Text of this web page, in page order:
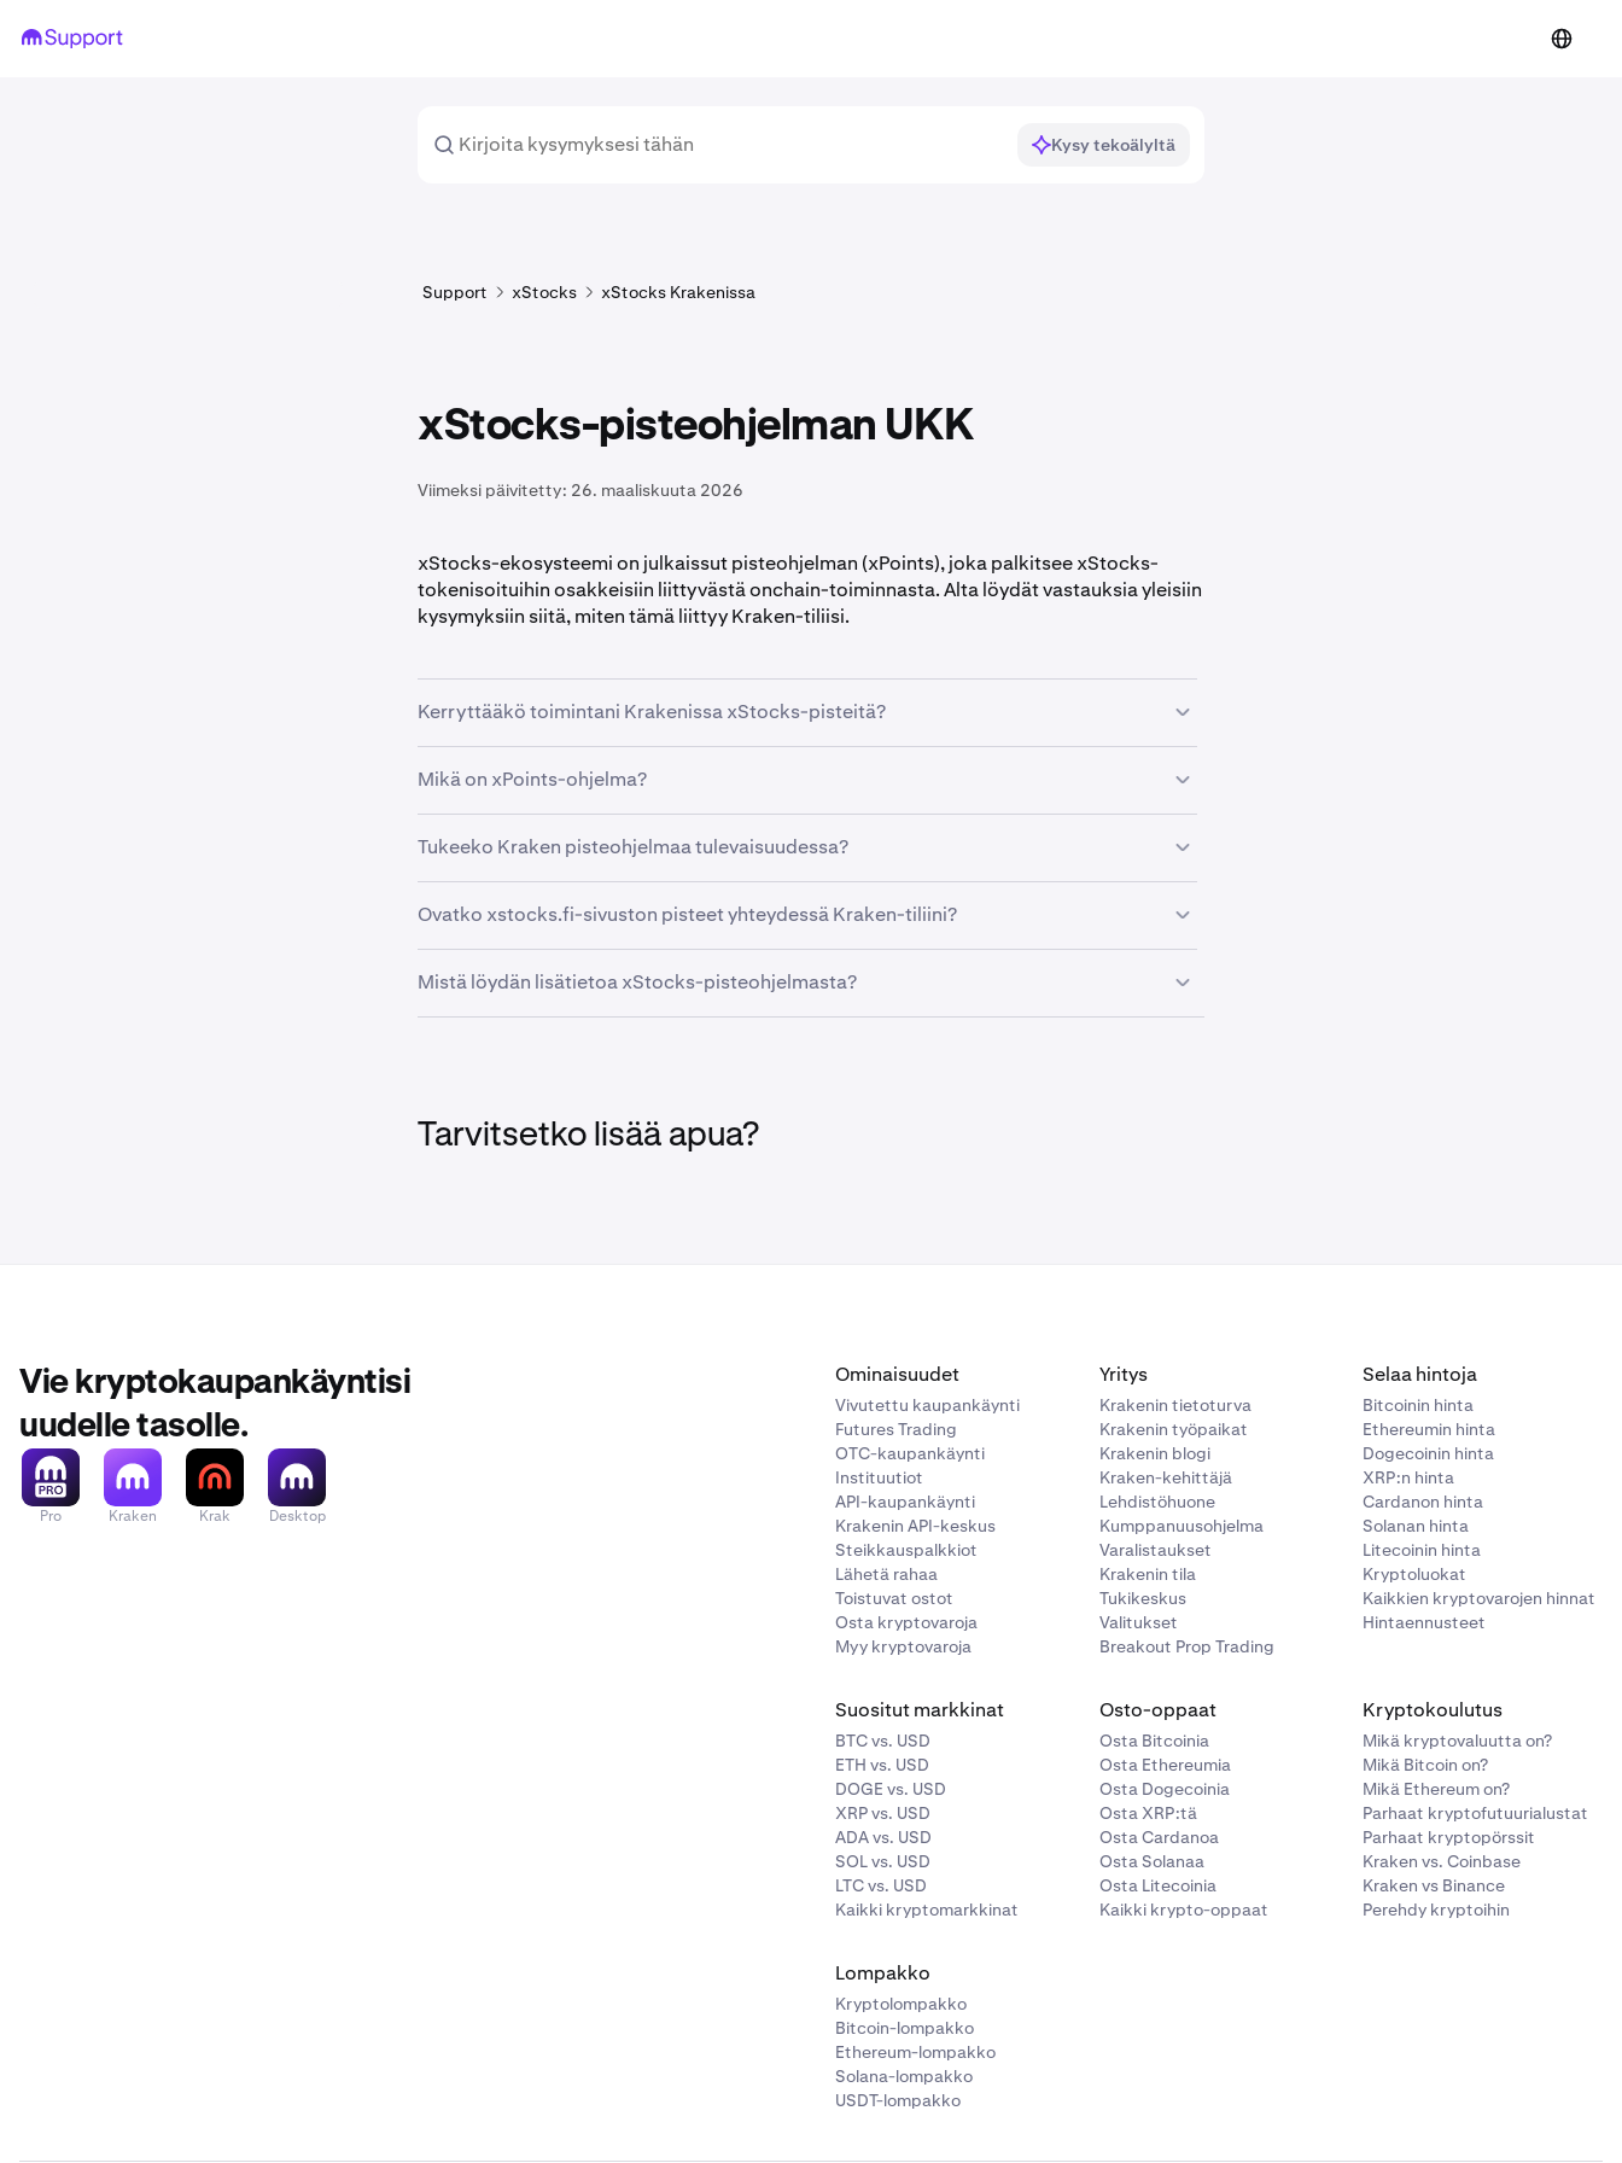
Kysy tekoälyltä
Support xStocks xStocks Krakenissa
xStocks-pisteohjelman UKK
Viimeksi päivitetty: 26. maaliskuuta 2026
xStocks-ekosysteemi on julkaissut pisteohjelman (xPoints), joka palkitsee xStocks-
tokenisoituihin osakkeisiin liittyvästä onchain-toiminnasta. Alta löydät vastauksia yleisiin
kysymyksiin siitä, miten tämä liittyy Kraken-tiliisi.
Kerryttääkö toimintani Krakenissa xStocks-pisteitä?
Ei. xStocks-osakkeiden säilyttäminen tai niillä käytävä kauppa Krakenissa ei tällä
hetkellä kerrytä pisteitä xStocks-pisteohjelmassa. Ohjelma perustuu tällä hetkellä
ainoastaan onchain-ekosysteemin toimintaan.
Mikä on xPoints-ohjelma?
xStocks-pisteohjelma (xPoints) palkitsee osallistujia xStocks-toiminnasta onchain-
aktiviteettien kautta. Voit lukea lisää osoitteessa
Tukeeko Kraken pisteohjelmaa tulevaisuudessa?
Kraken saattaa myöhemmässä vaiheessa tutkia tapoja tukea xStocks-ekosysteemin
kannustimia. Seuraa Krakenin virallisia kanavia saadaksesi päivityksiä.
Ovatko xstocks.fi-sivuston pisteet yhteydessä Kraken-tiliini?
Ei. xStocks-pisteohjelma toimii erillään Kraken-tilistäsi. Onchain-toiminnasta ansaittuja
pisteitä ei näytetä Krakenissa, eivätkä ne ole yhteydessä siihen.
Mistä löydän lisätietoa xStocks-pisteohjelmasta?
Tarvitsetko lisää apua?
Vie kryptokaupankäyntisi
uudelle tasolle.
Pro Kraken Krak Desktop
Ominaisuudet
Vivutettu kaupankäynti
Futures Trading
OTC-kaupankäynti
Instituutiot
API-kaupankäynti
Krakenin API-keskus
Steikkauspalkkiot
Lähetä rahaa
Toistuvat ostot
Osta kryptovaroja
Myy kryptovaroja
Yritys
Krakenin tietoturva
Krakenin työpaikat
Krakenin blogi
Kraken-kehittäjä
Lehdistöhuone
Kumppanuusohjelma
Varalistaukset
Krakenin tila
Tukikeskus
Valitukset
Breakout Prop Trading
Selaa hintoja
Bitcoinin hinta
Ethereumin hinta
Dogecoinin hinta
XRP:n hinta
Cardanon hinta
Solanan hinta
Litecoinin hinta
Kryptoluokat
Kaikkien kryptovarojen hinnat
Hintaennusteet
Suositut markkinat
BTC vs. USD
ETH vs. USD
DOGE vs. USD
XRP vs. USD
ADA vs. USD
SOL vs. USD
LTC vs. USD
Kaikki kryptomarkkinat
Osto-oppaat
Osta Bitcoinia
Osta Ethereumia
Osta Dogecoinia
Osta XRP:tä
Osta Cardanoa
Osta Solanaa
Osta Litecoinia
Kaikki krypto-oppaat
Kryptokoulutus
Mikä kryptovaluutta on?
Mikä Bitcoin on?
Mikä Ethereum on?
Parhaat kryptofutuurialustat
Parhaat kryptopörssit
Kraken vs. Coinbase
Kraken vs Binance
Perehdy kryptoihin
Lompakko
Kryptolompakko
Bitcoin-lompakko
Ethereum-lompakko
Solana-lompakko
USDT-lompakko